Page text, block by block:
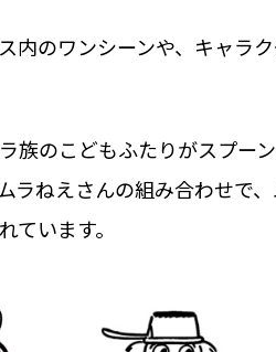
内のワンシーンや、キャラ
族のこどもふたりがスプー
ラねえさんの組み合わせで
ています。